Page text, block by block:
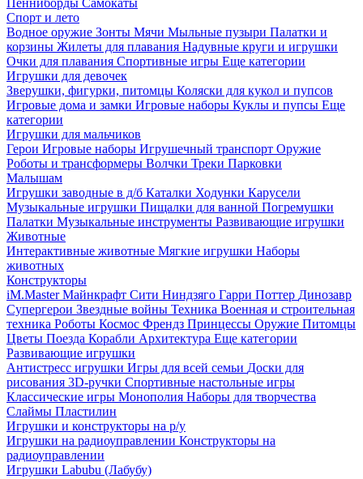
Пенниборды Самокаты
Спорт и лето
Водное оружие Зонты Мячи Мыльные пузыри Палатки и
корзины Жилеты для плавания Надувные круги и игрушки
Очки для плавания Спортивные игры Еще категории
Игрушки для девочек
Зверушки, фигурки, питомцы Коляски для кукол и пупсов
Игровые дома и замки Игровые наборы Куклы и пупсы Еще
категории
Игрушки для мальчиков
Герои Игровые наборы Игрушечный транспорт Оружие
Роботы и трансформеры Волчки Треки Парковки
Малышам
Игрушки заводные в д/б Каталки Ходунки Карусели
Музыкальные игрушки Пищалки для ванной Погремушки
Палатки Музыкальные инструменты Развивающие игрушки
Животные
Интерактивные животные Мягкие игрушки Наборы
животных
Конструкторы
iM.Master Майнкрафт Сити Ниндзяго Гарри Поттер Динозавр
Супергерои Звездные войны Техника Военная и строительная
техника Роботы Космос Френдз Принцессы Оружие Питомцы
Цветы Поезда Корабли Архитектура Еще категории
Развивающие игрушки
Антистресс игрушки Игры для всей семьи Доски для
рисования 3D-ручки Спортивные настольные игры
Классические игры Монополия Наборы для творчества
Слаймы Пластилин
Игрушки и конструкторы на р/у
Игрушки на радиоуправлении Конструкторы на
радиоуправлении
Игрушки Labubu (Лабубу)